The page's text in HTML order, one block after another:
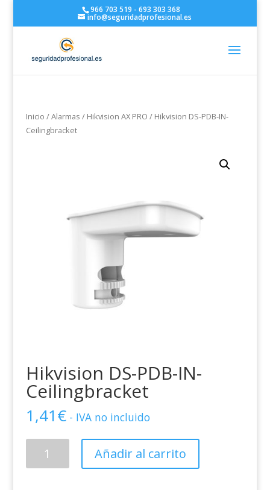
966 703 519 - 693 303 368
info@seguridadprofesional.es
Inicio /Alarmas / Hikvision AX PRO / Hikvision DS-PDB-IN-
Ceilingbracket
Hikvision DS-PDB-IN-
Ceilingbracket
1,41€ - IVA no incluido
Añadir al carrito